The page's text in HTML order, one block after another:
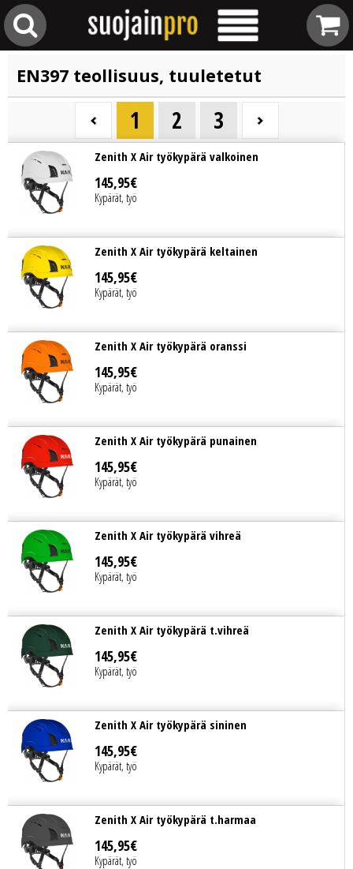
EN397 teollisuus, tuuletetut
1 2 3
Zenith X Air työkypärä valkoinen
145,95€
Kypärät, työ
Zenith X Air työkypärä keltainen
145,95€
Kypärät, työ
Zenith X Air työkypärä oranssi
145,95€
Kypärät, työ
Zenith X Air työkypärä punainen
145,95€
Kypärät, työ
Zenith X Air työkypärä vihreä
145,95€
Kypärät, työ
Zenith X Air työkypärä t.vihreä
145,95€
Kypärät, työ
Zenith X Air työkypärä sininen
145,95€
Kypärät, työ
Zenith X Air työkypärä t.harmaa
145,95€
Kypärät, työ